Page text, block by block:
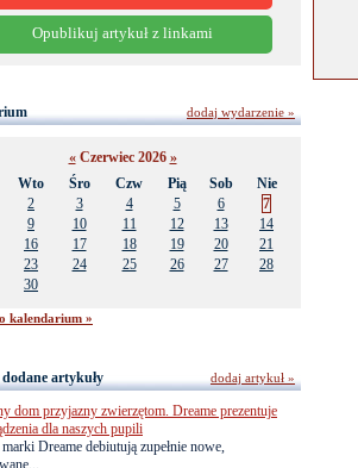
Opublikuj artykuł z linkami
«Czerwiec 2026 »
Wto Śro Czw Pią Sob
Nie
2 3 4 5 6
7
9 10 11 12 13
14
16 17 18 19 20
21
23 24 25 26 27
28
30
kalendarium »
dodaj wydarzenie »
artykuły
dom przyjazny zwierzętom. Dreame prezentuje
dla naszych pupili
Dreame debiutują zupełnie nowe,
dodaj artykuł »